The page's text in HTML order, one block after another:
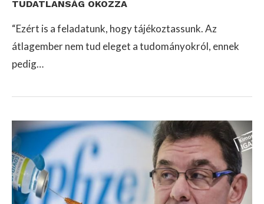
TUDATLANSÁG OKOZZA
“Ezért is a feladatunk, hogy tájékoztassunk. Az
átlagember nem tud eleget a tudományokról, ennek
pedig…